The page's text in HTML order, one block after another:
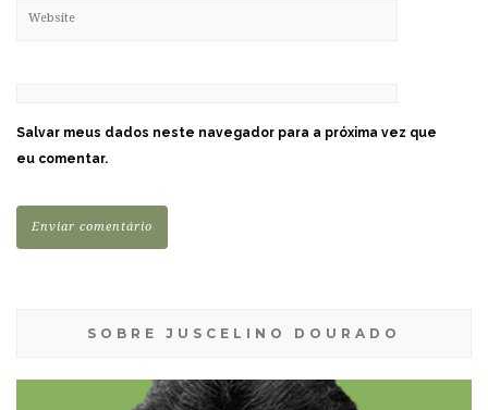
Salvar meus dados neste navegador para a próxima vez que
eu comentar.
SOBRE JUSCELINO DOURADO